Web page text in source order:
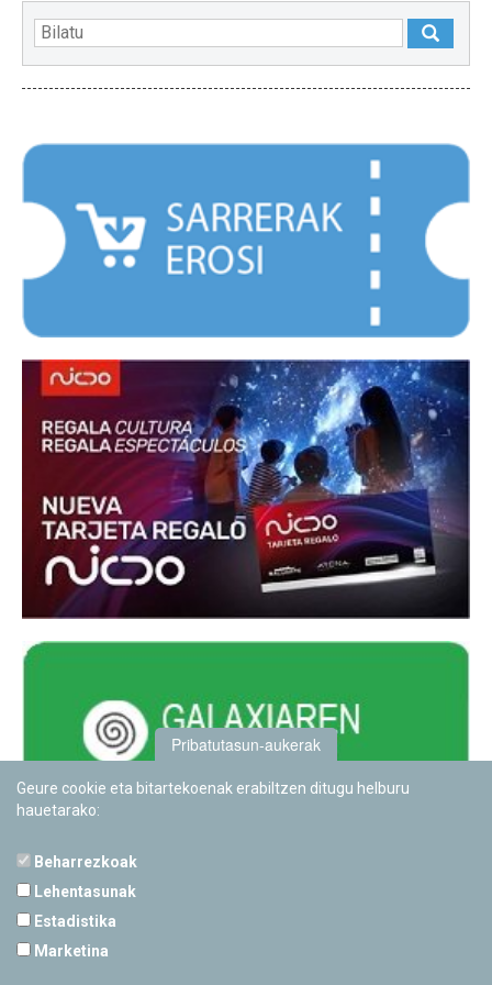
Pribatutasun-aukerak
Geure cookie eta bitartekoenak erabiltzen ditugu helburu
hauetarako:
Beharrezkoak
Lehentasunak
Estadistika
Marketina